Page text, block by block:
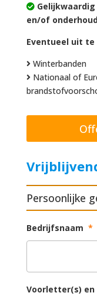
Gelijkwaardig
en/of
Eventueel uit
Winterbanden
Nationaal of
Persoonlijke
Bedrijfsnaam *
Voorletter(s)